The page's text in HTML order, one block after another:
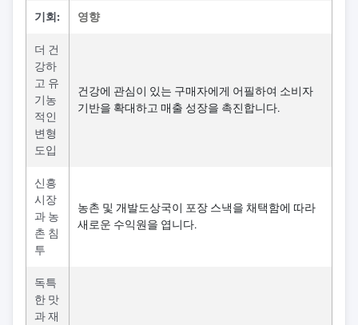
기회: 영향
더 건
강하
고 유
기농
적인
변형
도입
건강에 관심이 있는 구매자에게 어필하여 소비자
기반을 확대하고 매출 성장을 촉진합니다.
신흥
시장
과 농
촌 침
투
농촌 및 개발도상국이 포장 스낵을 채택함에 따라
새로운 수익원을 엽니다.
독특
한 맛
과 재